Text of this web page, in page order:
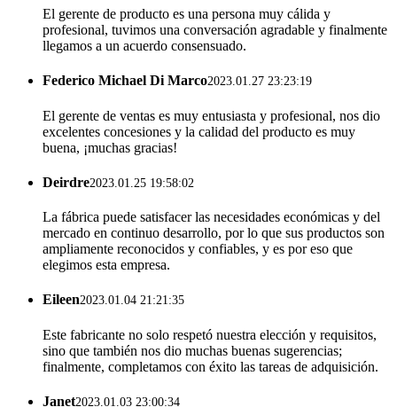
El gerente de producto es una persona muy cálida y
profesional, tuvimos una conversación agradable y finalmente
llegamos a un acuerdo consensuado.
Federico Michael Di Marco2023.01.27 23:23:19
El gerente de ventas es muy entusiasta y profesional, nos dio
excelentes concesiones y la calidad del producto es muy
buena, ¡muchas gracias!
Deirdre2023.01.25 19:58:02
La fábrica puede satisfacer las necesidades económicas y del
mercado en continuo desarrollo, por lo que sus productos son
ampliamente reconocidos y confiables, y es por eso que
elegimos esta empresa.
Eileen2023.01.04 21:21:35
Este fabricante no solo respetó nuestra elección y requisitos,
sino que también nos dio muchas buenas sugerencias;
finalmente, completamos con éxito las tareas de adquisición.
Janet2023.01.03 23:00:34